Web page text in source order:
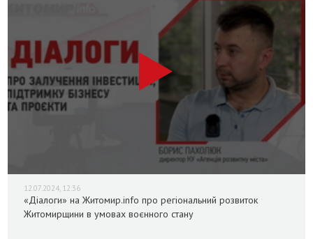
12.07.2024, 12:36
«Діалоги» на Житомир.info про регіональний розвиток
Житомирщини в умовах воєнного стану